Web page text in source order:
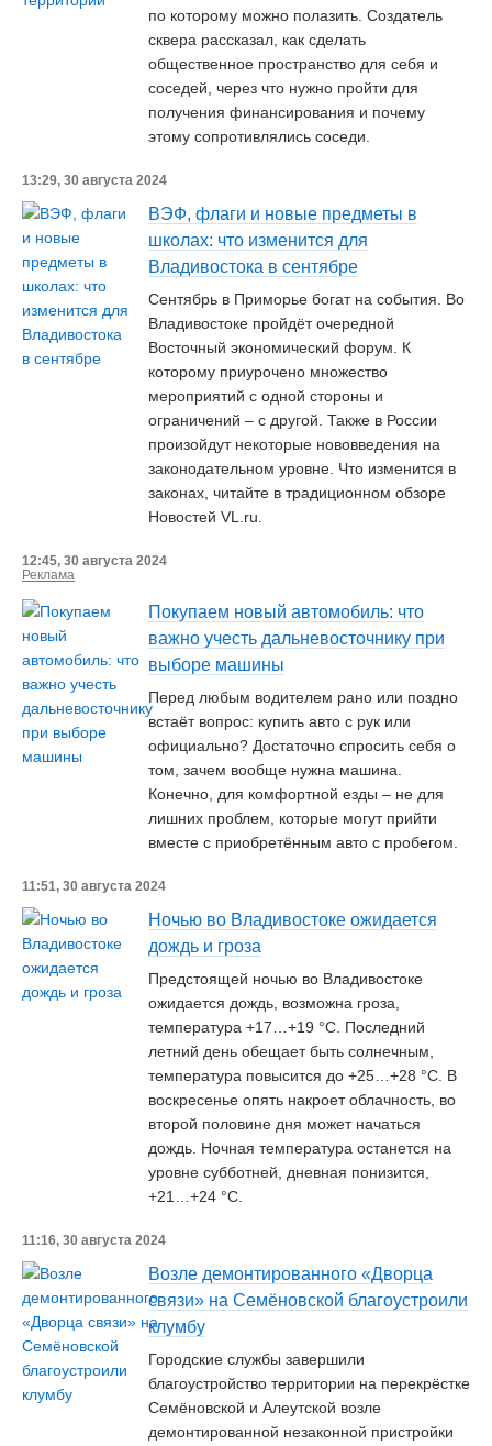
по которому можно полазить. Создатель
сквера рассказал, как сделать
общественное пространство для себя и
соседей, через что нужно пройти для
получения финансирования и почему
этому сопротивлялись соседи.
13:29, 30 августа 2024
ВЭФ, флаги и новые предметы в
школах: что изменится для
Владивостока в сентябре
Сентябрь в Приморье богат на события. Во
Владивостоке пройдёт очередной
Восточный экономический форум. К
которому приурочено множество
мероприятий с одной стороны и
ограничений – с другой. Также в России
произойдут некоторые нововведения на
законодательном уровне. Что изменится в
законах, читайте в традиционном обзоре
Новостей VL.ru.
12:45, 30 августа 2024
Реклама
Покупаем новый автомобиль: что
важно учесть дальневосточнику при
выборе машины
Перед любым водителем рано или поздно
встаёт вопрос: купить авто с рук или
официально? Достаточно спросить себя о
том, зачем вообще нужна машина.
Конечно, для комфортной езды – не для
лишних проблем, которые могут прийти
вместе с приобретённым авто с пробегом.
11:51, 30 августа 2024
Ночью во Владивостоке ожидается
дождь и гроза
Предстоящей ночью во Владивостоке
ожидается дождь, возможна гроза,
температура +17…+19 °C. Последний
летний день обещает быть солнечным,
температура повысится до +25…+28 °C. В
воскресенье опять накроет облачность, во
второй половине дня может начаться
дождь. Ночная температура останется на
уровне субботней, дневная понизится,
+21…+24 °C.
11:16, 30 августа 2024
Возле демонтированного «Дворца
связи» на Семёновской благоустроили
клумбу
Городские службы завершили
благоустройство территории на перекрёстке
Семёновской и Алеутской возле
демонтированной незаконной пристройки